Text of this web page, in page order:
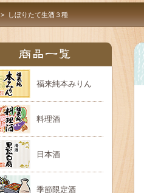
> しぼりたて生酒３種
福来純本みりん
料理酒
日本酒
季節限定酒